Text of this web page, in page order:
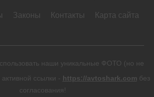
Законы Контакты Карта сайта
наши уникальные ФОТО (но не
активной ссылки - https://avtoshark.com без
согласования!